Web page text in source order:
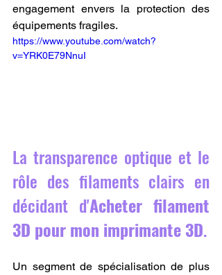
engagement envers la protection des
équipements fragiles.
https://www.youtube.com/watch?
v=YRK0E79NnuI
La transparence optique et le
rôle des filaments clairs en
décidant d'Acheter filament
3D pour mon imprimante 3D.
Un segment de spécialisation de plus